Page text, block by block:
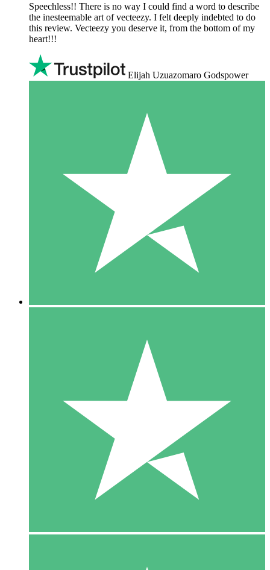
Speechless!! There is no way I could find a word to describe
the inesteemable art of vecteezy. I felt deeply indebted to do
this review. Vecteezy you deserve it, from the bottom of my
heart!!!
Elijah Uzuazomaro Godspower